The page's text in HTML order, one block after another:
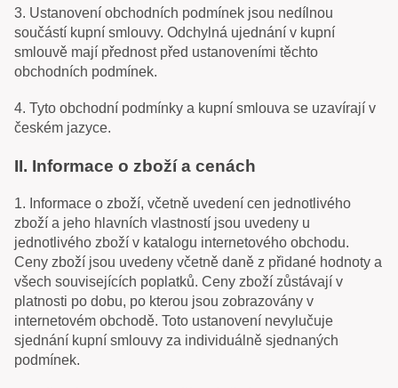
3. Ustanovení obchodních podmínek jsou nedílnou
součástí kupní smlouvy. Odchylná ujednání v kupní
smlouvě mají přednost před ustanoveními těchto
obchodních podmínek.
4. Tyto obchodní podmínky a kupní smlouva se uzavírají v
českém jazyce.
II. Informace o zboží a cenách
1. Informace o zboží, včetně uvedení cen jednotlivého
zboží a jeho hlavních vlastností jsou uvedeny u
jednotlivého zboží v katalogu internetového obchodu.
Ceny zboží jsou uvedeny včetně daně z přidané hodnoty a
všech souvisejících poplatků. Ceny zboží zůstávají v
platnosti po dobu, po kterou jsou zobrazovány v
internetovém obchodě. Toto ustanovení nevylučuje
sjednání kupní smlouvy za individuálně sjednaných
podmínek.